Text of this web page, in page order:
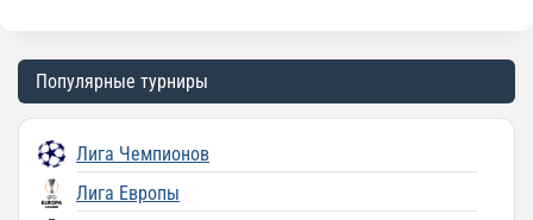
Популярные турниры
Лига Чемпионов
Лига Европы